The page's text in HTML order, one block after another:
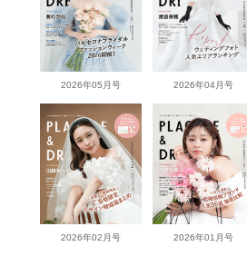
2026年05月号 2026年04月号
2026年02月号 2026年01月号